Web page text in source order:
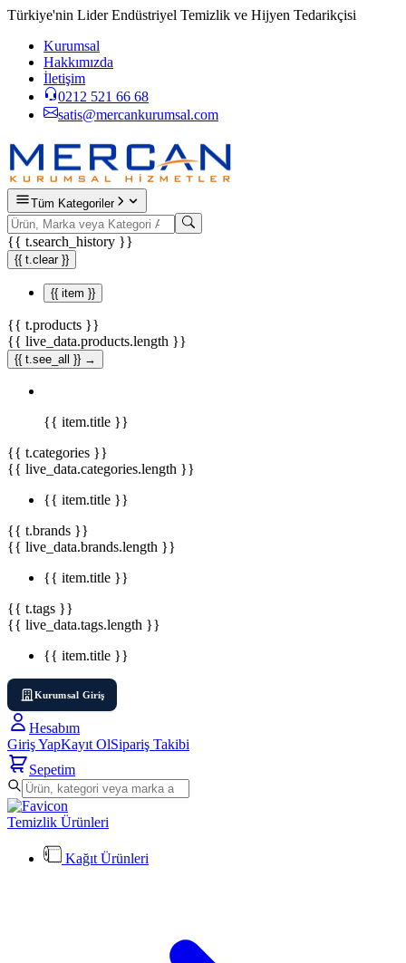
Türkiye'nin Lider Endüstriyel Temizlik ve Hijyen Tedarikçisi
Kurumsal
Hakkımızda
İletişim
0212 521 66 68
satis@mercankurumsal.com
Tüm Kategoriler
{{ t.search_history }}
{{ t.clear }}
{{ item }}
{{ t.products }}
{{ live_data.products.length }}
{{ t.see_all }} →
{{ item.title }}
{{ t.categories }}
{{ live_data.categories.length }}
{{ item.title }}
{{ t.brands }}
{{ live_data.brands.length }}
{{ item.title }}
{{ t.tags }}
{{ live_data.tags.length }}
{{ item.title }}
Kurumsal Giriş
Hesabım
Giriş YapKayıt OlSipariş Takibi
Sepetim
Temizlik Ürünleri
Kağıt Ürünleri